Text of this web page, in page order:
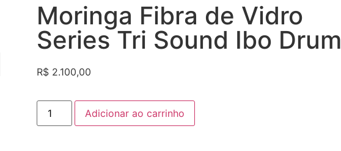
Moringa Fibra de Vidro
Series Tri Sound Ibo Drum
R$ 2.100,00
Adicionar ao carrinho